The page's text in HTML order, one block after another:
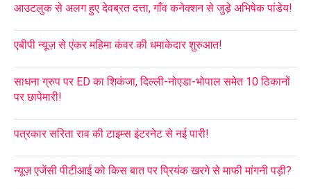
आउटलुक से अलग हुए देवब्रत दत्ता, गाँव कनेक्शन से जुड़े अभिषेक पांडेय!
एबीपी न्यूज़ से एंकर महिमा कंवर की धमाकेदार शुरुआत!
साधना ग्रुप पर ED का शिकंजा, दिल्ली-नोएडा-भोपाल समेत 10 ठिकानों
पर छापेमारी!
पत्रकार सरिता राव की टाइम्स इंटरनेट से नई पारी!
न्यूज़ एजेंसी पीटीआई को किस बात पर प्रियंक खरगे से माफी मांगनी पड़ी?